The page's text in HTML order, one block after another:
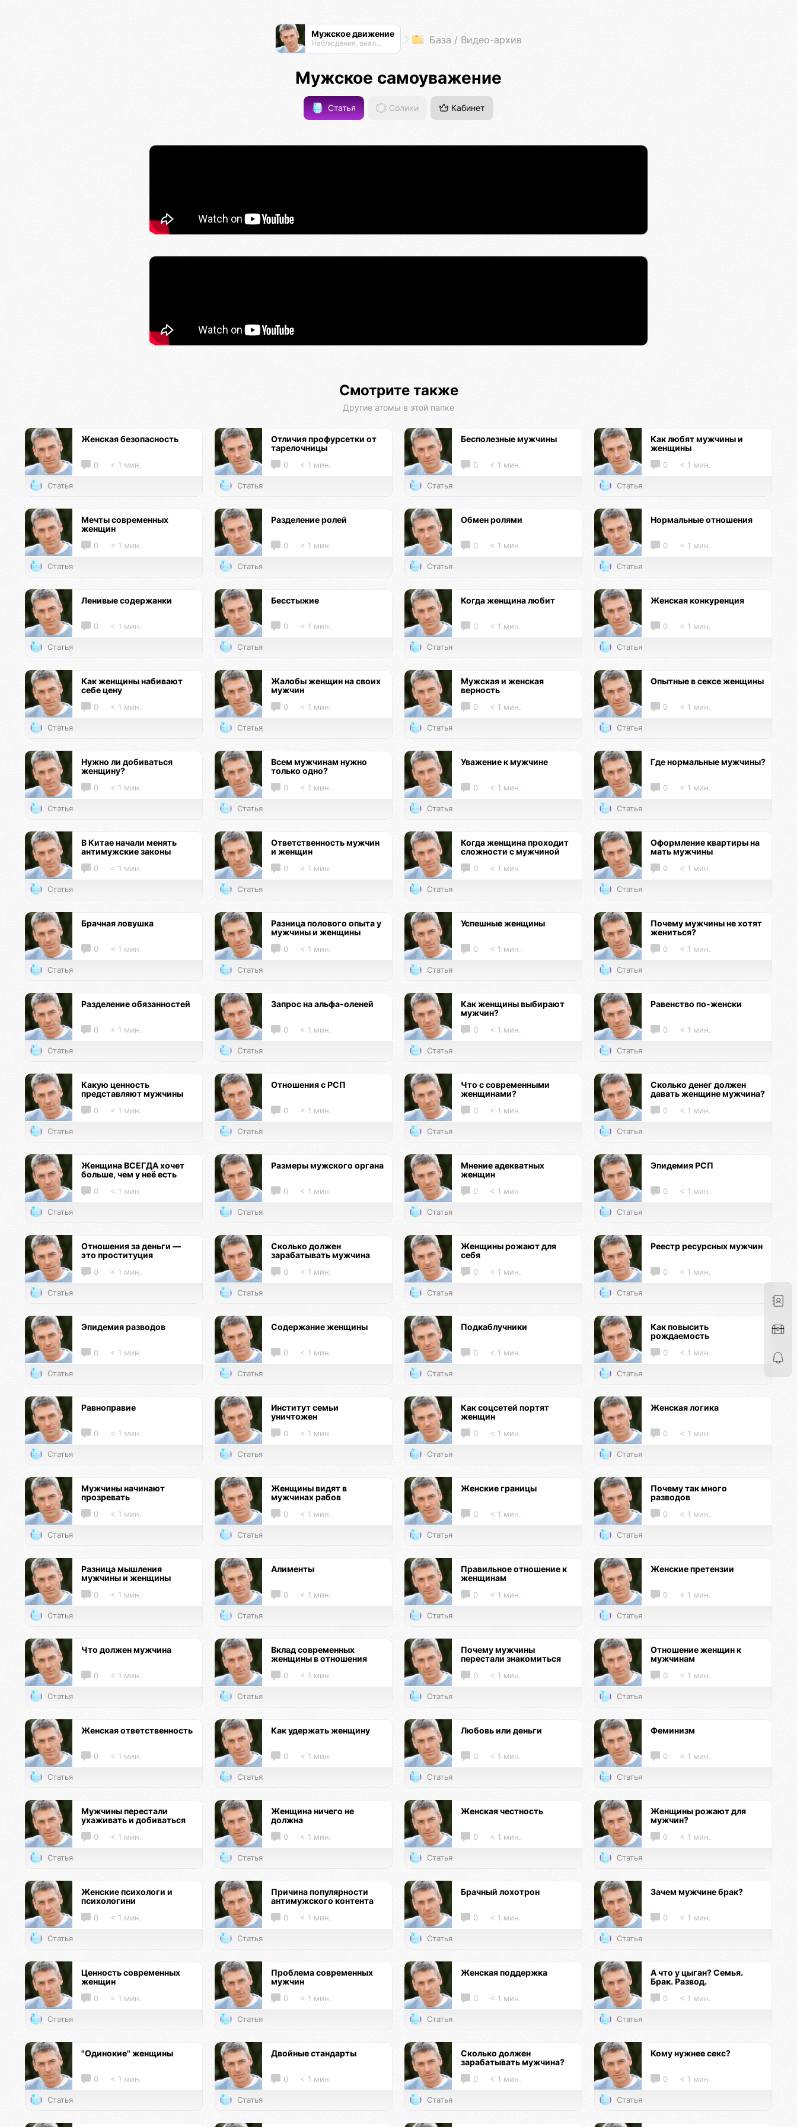
Мужское движение
Наблюдения, анализ, обсуждения База / Видео-архив
Мужское самоуважение
Статья Солики Кабинет
Смотрите также
Другие атомы в этой папке
Женская безопасность
0 < 1 мин.
Статья
Отличия профурсетки от
тарелочницы
0 < 1 мин.
Статья
Бесполезные мужчины
0 < 1 мин.
Статья
Как любят мужчины и
женщины
0 < 1 мин.
Статья
Мечты современных
женщин
0 < 1 мин.
Статья
Разделение ролей
0 < 1 мин.
Статья
Обмен ролями
0 < 1 мин.
Статья
Нормальные отношения
0 < 1 мин.
Статья
Ленивые содержанки
0 < 1 мин.
Статья
Бесстыжие
0 < 1 мин.
Статья
Когда женщина любит
0 < 1 мин.
Статья
Женская конкуренция
0 < 1 мин.
Статья
Как женщины набивают
себе цену
0 < 1 мин.
Статья
Жалобы женщин на своих
мужчин
0 < 1 мин.
Статья
Мужская и женская
верность
0 < 1 мин.
Статья
Опытные в сексе женщины
0 < 1 мин.
Статья
Нужно ли добиваться
женщину?
0 < 1 мин.
Статья
Всем мужчинам нужно
только одно?
0 < 1 мин.
Статья
Уважение к мужчине
0 < 1 мин.
Статья
Где нормальные мужчины?
0 < 1 мин.
Статья
В Китае начали менять
антимужские законы
0 < 1 мин.
Статья
Ответственность мужчин
и женщин
0 < 1 мин.
Статья
Когда женщина проходит
сложности с мужчиной
0 < 1 мин.
Статья
Оформление квартиры на
мать мужчины
0 < 1 мин.
Статья
Брачная ловушка
0 < 1 мин.
Статья
Разница полового опыта у
мужчины и женщины
0 < 1 мин.
Статья
Успешные женщины
0 < 1 мин.
Статья
Почему мужчины не хотят
жениться?
0 < 1 мин.
Статья
Разделение обязанностей
0 < 1 мин.
Статья
Запрос на альфа-оленей
0 < 1 мин.
Статья
Как женщины выбирают
мужчин?
0 < 1 мин.
Статья
Равенство по-женски
0 < 1 мин.
Статья
Какую ценность
представляют мужчины
0 < 1 мин.
Статья
Отношения с РСП
0 < 1 мин.
Статья
Что с современными
женщинами?
0 < 1 мин.
Статья
Сколько денег должен
давать женщине мужчина?
0 < 1 мин.
Статья
Женщина ВСЕГДА хочет
больше, чем у неё есть
0 < 1 мин.
Статья
Размеры мужского органа
0 < 1 мин.
Статья
Мнение адекватных
женщин
0 < 1 мин.
Статья
Эпидемия РСП
0 < 1 мин.
Статья
Отношения за деньги —
это проституция
0 < 1 мин.
Статья
Сколько должен
зарабатывать мужчина
0 < 1 мин.
Статья
Женщины рожают для
себя
0 < 1 мин.
Статья
Реестр ресурсных мужчин
0 < 1 мин.
Статья
Эпидемия разводов
0 < 1 мин.
Статья
Содержание женщины
0 < 1 мин.
Статья
Подкаблучники
0 < 1 мин.
Статья
Как повысить
рождаемость
0 < 1 мин.
Статья
Равноправие
0 < 1 мин.
Статья
Институт семьи
уничтожен
0 < 1 мин.
Статья
Как соцсетей портят
женщин
0 < 1 мин.
Статья
Женская логика
0 < 1 мин.
Статья
Мужчины начинают
прозревать
0 < 1 мин.
Статья
Женщины видят в
мужчинах рабов
0 < 1 мин.
Статья
Женские границы
0 < 1 мин.
Статья
Почему так много
разводов
0 < 1 мин.
Статья
Разница мышления
мужчины и женщины
0 < 1 мин.
Статья
Алименты
0 < 1 мин.
Статья
Правильное отношение к
женщинам
0 < 1 мин.
Статья
Женские претензии
0 < 1 мин.
Статья
Что должен мужчина
0 < 1 мин.
Статья
Вклад современных
женщины в отношения
0 < 1 мин.
Статья
Почему мужчины
перестали знакомиться
0 < 1 мин.
Статья
Отношение женщин к
мужчинам
0 < 1 мин.
Статья
Женская ответственность
0 < 1 мин.
Статья
Как удержать женщину
0 < 1 мин.
Статья
Любовь или деньги
0 < 1 мин.
Статья
Феминизм
0 < 1 мин.
Статья
Мужчины перестали
ухаживать и добиваться
0 < 1 мин.
Статья
Женщина ничего не
должна
0 < 1 мин.
Статья
Женская честность
0 < 1 мин.
Статья
Женщины рожают для
мужчин?
0 < 1 мин.
Статья
Женские психологи и
психологини
0 < 1 мин.
Статья
Причина популярности
антимужского контента
0 < 1 мин.
Статья
Брачный лохотрон
0 < 1 мин.
Статья
Зачем мужчине брак?
0 < 1 мин.
Статья
Ценность современных
женщин
0 < 1 мин.
Статья
Проблема современных
мужчин
0 < 1 мин.
Статья
Женская поддержка
0 < 1 мин.
Статья
А что у цыган? Семья.
Брак. Развод.
0 < 1 мин.
Статья
"Одинокие" женщины
0 < 1 мин.
Статья
Двойные стандарты
0 < 1 мин.
Статья
Сколько должен
зарабатывать мужчина?
0 < 1 мин.
Статья
Кому нужнее секс?
0 < 1 мин.
Статья